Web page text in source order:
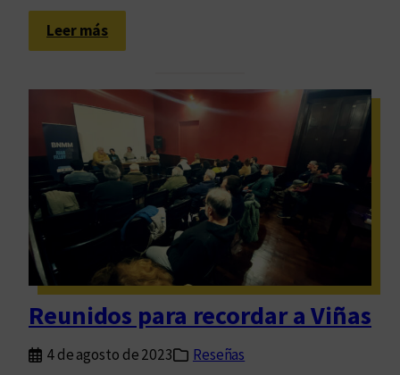
s
T
t
u
s
g
l
o
Leer más:
P
e
n
n
d
l
Reunidos para recordar a Viñas
4 de agosto de 2023
Reseñas